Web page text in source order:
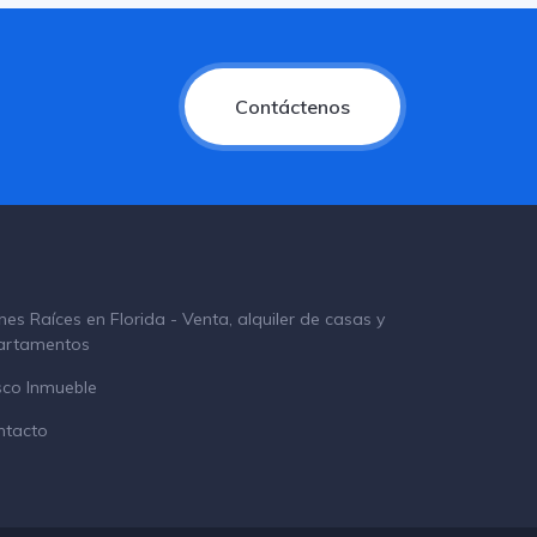
Contáctenos
Raíces en Florida - Venta, alquiler de casas y
Inmueble